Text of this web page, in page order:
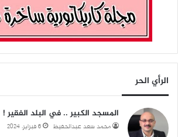
الرأي الحر
المسجد الكبير .. في البلد الفقير !
محمد سعد عبدالحفيظ 6 فبراير، 2024